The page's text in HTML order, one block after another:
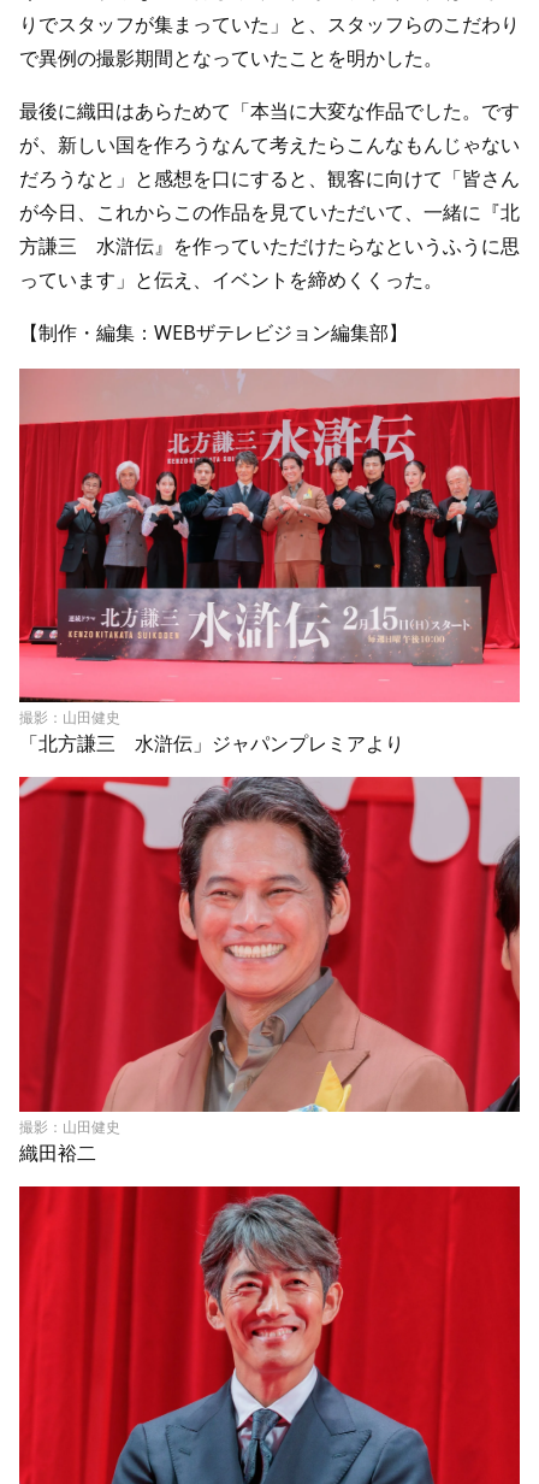
りでスタッフが集まっていた」と、スタッフらのこだわり
で異例の撮影期間となっていたことを明かした。
最後に織田はあらためて「本当に大変な作品でした。です
が、新しい国を作ろうなんて考えたらこんなもんじゃない
だろうなと」と感想を口にすると、観客に向けて「皆さん
が今日、これからこの作品を見ていただいて、一緒に『北
方謙三 水滸伝』を作っていただけたらなというふうに思
っています」と伝え、イベントを締めくくった。
【制作・編集：WEBザテレビジョン編集部】
撮影：山田健史
「北方謙三 水滸伝」ジャパンプレミアより
撮影：山田健史
織田裕二